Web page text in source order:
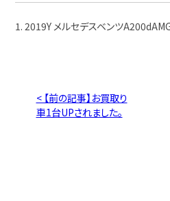
1. 2019Y メルセデスベンツ
< 【前の記事】お買取り
車1台UPされました。